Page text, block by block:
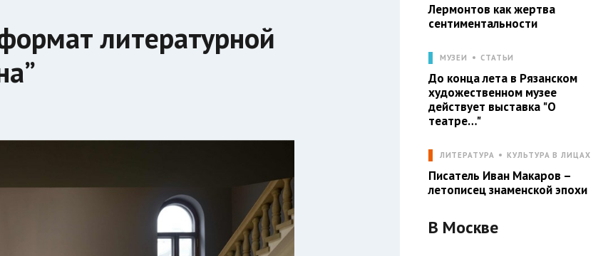
литературной
Лермонтов как жертва
сентиментальности
МУЗЕИ СТАТЬИ
До конца лета в Рязанском
художественном музее
действует выставка "О
театре…"
ЛИТЕРАТУРА КУЛЬТУРА В ЛИЦАХ
Писатель Иван Макаров –
летописец знаменской эпохи
В Москве